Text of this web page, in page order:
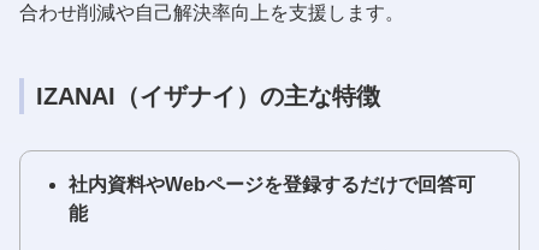
合わせ削減や自己解決率向上を支援します。
IZANAI（イザナイ）の主な特徴
社内資料やWebページを登録するだけで回答可
能